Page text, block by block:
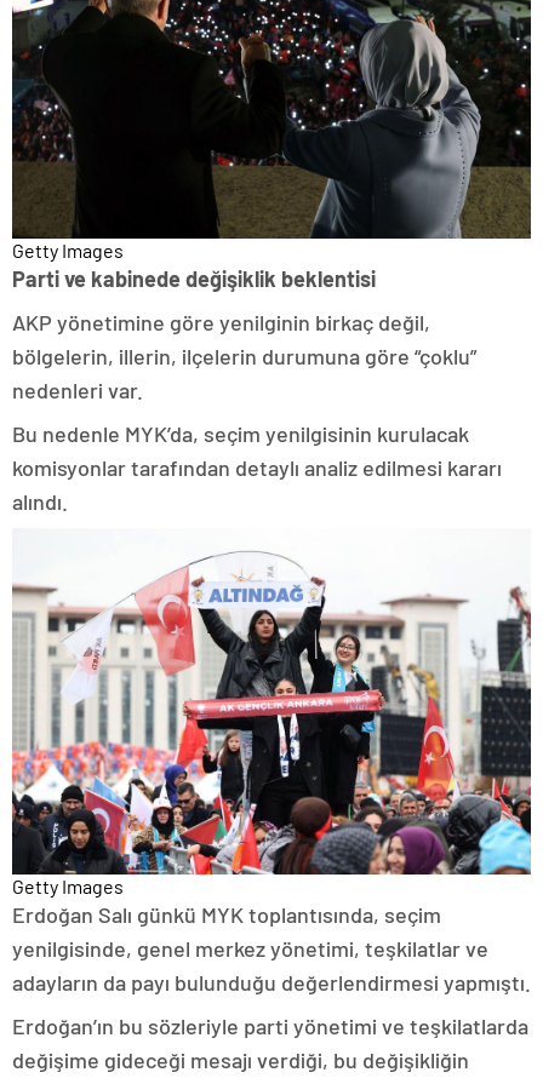
Getty Images
Parti ve kabinede değişiklik beklentisi
AKP yönetimine göre yenilginin birkaç değil,
bölgelerin, illerin, ilçelerin durumuna göre “çoklu”
nedenleri var.
Bu nedenle MYK’da, seçim yenilgisinin kurulacak
komisyonlar tarafından detaylı analiz edilmesi kararı
alındı.
Getty Images
Erdoğan Salı günkü MYK toplantısında, seçim
yenilgisinde, genel merkez yönetimi, teşkilatlar ve
adayların da payı bulunduğu değerlendirmesi yapmıştı.
Erdoğan’ın bu sözleriyle parti yönetimi ve teşkilatlarda
değişime gideceği mesajı verdiği, bu değişikliğin